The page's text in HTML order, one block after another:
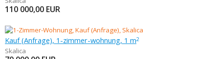
110 000,00 EUR
Kauf (Anfrage), 1-zimmer-wohnung, 1 m2
Skalica